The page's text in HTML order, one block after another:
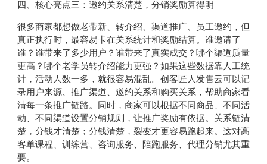
四、核心亮点三： 邀约关系清楚，分销奖励算得明
很多商家都想做老带新、转介绍、渠道推广、员工邀约，但
真正执行时，最容易卡在关系统计和奖励结算。谁邀请了
谁？谁带来了多少用户？谁带来了真实成交？哪个渠道质量
更高？哪个老学员转介绍能力更强？如果这些数据靠人工统
计，活动人数一多，就很容易混乱。创客匠人发售云可以记
录用户来源、推广渠道、邀约关系和购买关系，帮助商家看
清每一条推广链路。同时，商家可以根据不同商品、不同活
动、不同渠道设置分销规则，让推广奖励有依据。关系链清
楚，分钱才清楚；分钱清楚，裂变才更容易跑起来。这对高
客单课程、训练营、咨询服务、陪跑服务、代理分销尤其重
要。